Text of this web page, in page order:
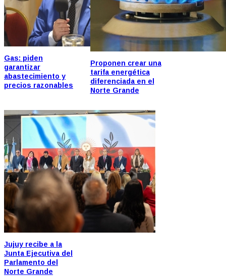
Gas: piden
garantizar
abastecimiento y
precios razonables
Proponen crear una
tarifa energética
diferenciada en el
Norte Grande
Jujuy recibe a la
Junta Ejecutiva del
Parlamento del
Norte Grande